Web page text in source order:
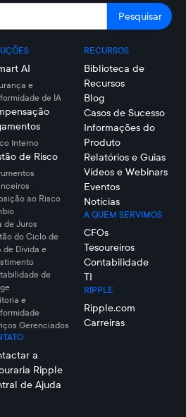
AI
e
de IA
Interno
de Risco
ao Risco
de Juros
do Ciclo de
de Dívida e
de
e
Gerenciados
a
Ripple
de Ajuda
RECURSOS
Biblioteca de
Recursos
Blog
Casos de Sucesso
Informações do
Produto
Relatórios e Guias
Vídeos e Webinars
Eventos
Notícias
A QUEM SERVIMOS
CFOs
Tesoureiros
Contabilidade
TI
RIPPLE
Ripple.com
Carreiras